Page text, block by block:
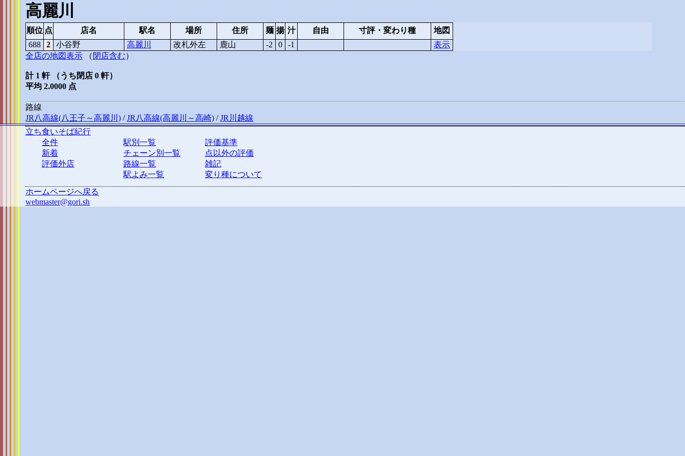
高麗川
順位 点 店名 駅名 場所 住所 麺 揚 汁 自由 寸評・変わり種
地図
688
2 小谷野 高麗川 改札外左 鹿山 -2 0 -1
表示
全店の地図表示 （ 閉店含む）
計 1 軒 （うち閉店 0 軒）
平均 2.0000 点
路線
JR八高線(八王子～高麗川) /JR八高線(高麗川～高崎) /JR川越線
立ち食いそば紀行
全件
新着
評価外店
駅別一覧
チェーン別一覧
路線一覧
駅よみ一覧
評価基準
点以外の評価
雑記
変り種について
ホームページへ戻る
webmaster@gori.sh